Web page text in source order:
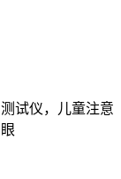
试仪，儿童注意